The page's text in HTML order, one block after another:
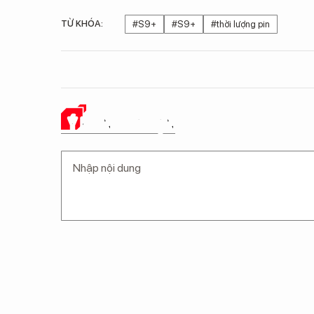
TỪ KHÓA: #S9+ #S9+ #thời lượng pin
Ý KIẾN CỦA BẠN